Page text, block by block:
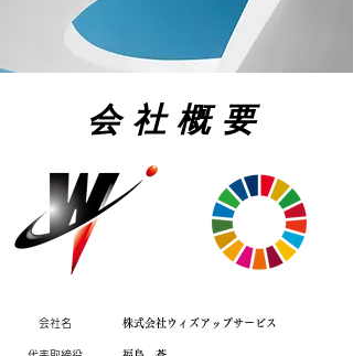
会社概要
​会社名 ​株式会社ウィズアップサービス